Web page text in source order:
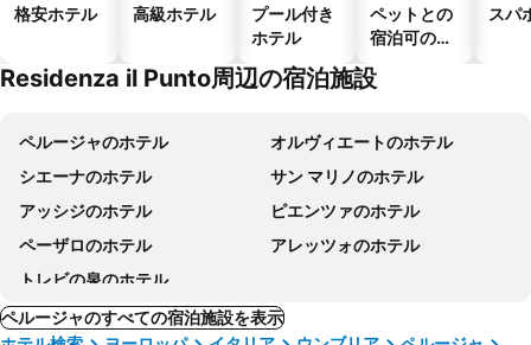
格安ホテル 高級ホテル
プール付き
ホテル
ペットとの
宿泊可のホ
スパ
Residenza il Punto周辺の宿泊施設
ペルージャのホテル
オルヴィエートのホテル
シエーナのホテル
サン マリノのホテル
アッシジのホテル
ピエンツァのホテル
ペーザロのホテル
アレッツォのホテル
トレビの泉のホテル
ペルージャのすべての宿泊施設を表示